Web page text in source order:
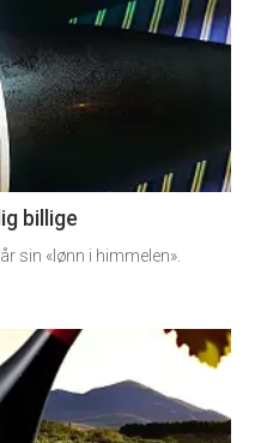
billige
sin «lønn i himmelen».